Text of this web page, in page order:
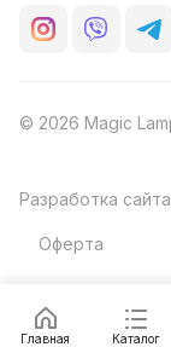
Главная Каталог
© 2026 Magic
Разработка
Оферта